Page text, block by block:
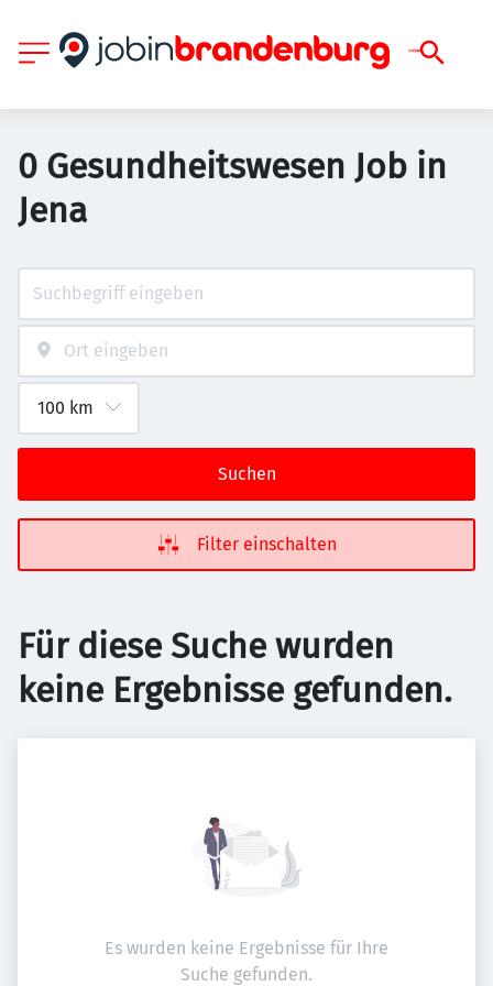
0 Gesundheitswesen Job in
Jena
Suchen
Filter einschalten
Für diese Suche wurden
keine Ergebnisse gefunden.
Es wurden keine Ergebnisse für Ihre
Suche gefunden.